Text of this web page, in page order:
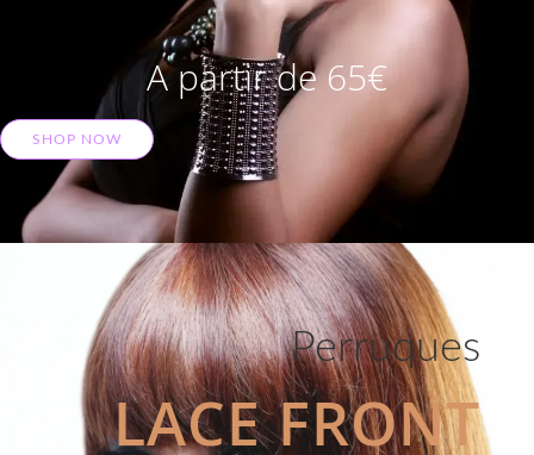
A partir de 65€
SHOP NOW
Perruques
LACE FRONT